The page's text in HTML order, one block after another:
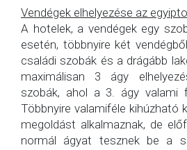
Vendégek elhelyezése az
A hotelek, a vendégek egy
esetén, többnyire két
családi szobák és a drágább
maximálisan 3 ágy
szobák, ahol a 3. ágy valami
Többnyire valamiféle kihúzható
megoldást alkalmaznak, de
normál ágyat tesznek be a